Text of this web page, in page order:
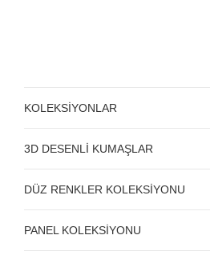
KOLEKSİYONLAR
3D DESENLİ KUMAŞLAR
DÜZ RENKLER KOLEKSİYONU
PANEL KOLEKSİYONU